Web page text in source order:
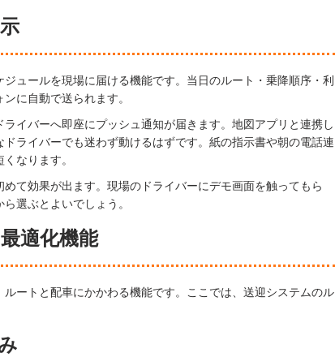
ュールを現場に届ける機能です。当日のルート・乗降順序・利
に自動で送られます。
イバーへ即座にプッシュ通知が届きます。地図アプリと連携し
ライバーでも迷わず動けるはずです。紙の指示書や朝の電話連
なります。
て効果が出ます。現場のドライバーにデモ画面を触ってもら
選ぶとよいでしょう。
適化機能
ートと配車にかかわる機能です。ここでは、送迎システムのル